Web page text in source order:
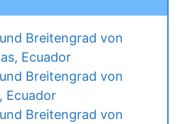
Breitengrad von
Ecuador
Breitengrad von
Ecuador
Breitengrad von